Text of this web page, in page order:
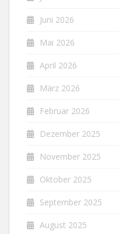
Juni 2026
Mai 2026
April 2026
März 2026
Februar 2026
Dezember 2025
November 2025
Oktober 2025
September 2025
August 2025